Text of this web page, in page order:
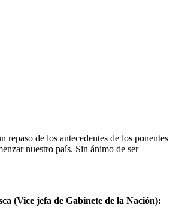
de los antecedentes de los ponentes
nuestro país. Sin ánimo de ser
(Vice jefa de Gabinete de la Nación):